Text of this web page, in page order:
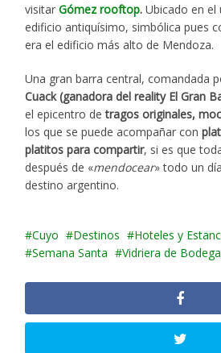
visitarGómez rooftop. Ubicado en el
edificio antiquísimo, simbólica pues
era el edificio más alto de Mendoza.
Una gran barra central, comandada
Cuack (ganadora del reality El Gran
el epicentro detragos originales,
los que se puede acompañar con
platitos para compartir, si es que
después de «mendocear» todo un
destino argentino.
Cuyo Destinos Hoteles y
Semana Santa
Vidriera de